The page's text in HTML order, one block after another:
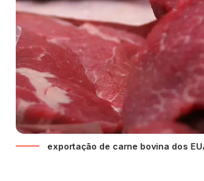
exportação de carne bovina dos